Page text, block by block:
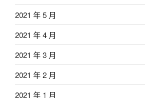
2021 年 5 月
2021 年 4 月
2021 年 3 月
2021 年 2 月
2021 年 1 月